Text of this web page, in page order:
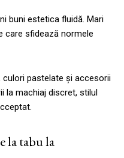
buni estetica fluidă. Mari
care sfidează normele
pastelate și accesorii
la machiaj discret, stilul
la tabu la